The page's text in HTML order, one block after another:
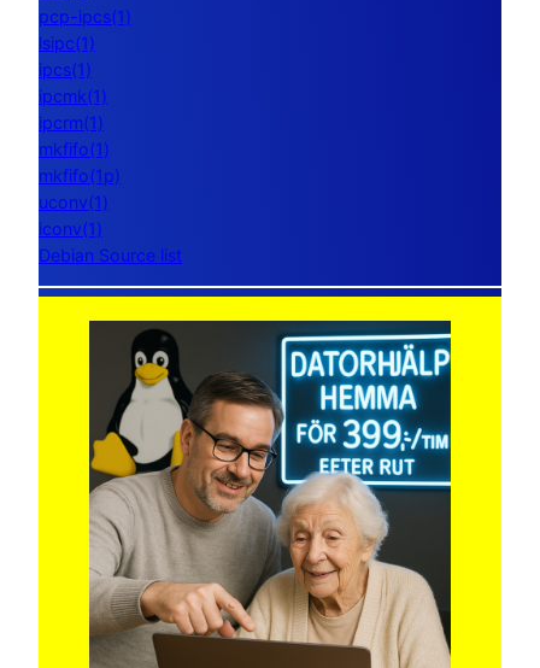
pcp-ipcs(1)
lsipc(1)
ipcs(1)
ipcmk(1)
ipcrm(1)
mkfifo(1)
mkfifo(1p)
uconv(1)
iconv(1)
Debian Source list